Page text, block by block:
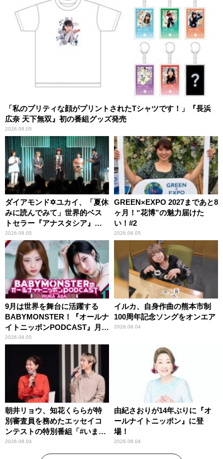
「私のプリティな顔がプリントされたTシャツです！」『長浜
広奈 天下無双』初の番組グッズ発売
2026.08.05
ダイアモンド✡ユカイ、「夏休
みに読んでみて」世界的ベス
トセラー『アナスタシア』を
紹介
2026.08.05
GREEN×EXPO 2027まであと8
ヶ月！“花博”の魅力届けた
い！#2
2026.08.05
9月は世界を舞台に活躍する
BABYMONSTER！『オールナ
イトニッポンPODCAST』月替
わりパーソナリティ
2026.08.05
イルカ、自身作曲の熊本市制
100周年記念ソングをオンエア
2026.08.04
朝井リョウ、知花くららが特
別審査員を務めたエッセイコ
ンテストの特別番組「#いまあ
なたに伝えたいこと」
2026.08.04
由紀さおりが14年ぶりに『オ
ールナイトニッポン』に登
場！
2026.08.04